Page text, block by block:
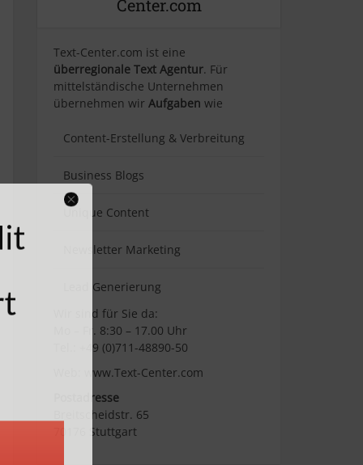
Center.com
Text-Center.com ist eine
überregionale Text Agentur. Für
mittelständische Unternehmen
übernehmen wir Aufgaben wie
Content-Erstellung & Verbreitung
Business Blogs
Unique Content
Newsletter Marketing
Lead Generierung
Wir sind für Sie da:
Mo – Fr. 8:30 – 17.00 Uhr
Tel.: +49 (0)711-48890-50
Web: www.Text-Center.com
Postadresse
Breitscheidstr. 65
70176 Stuttgart
Mit